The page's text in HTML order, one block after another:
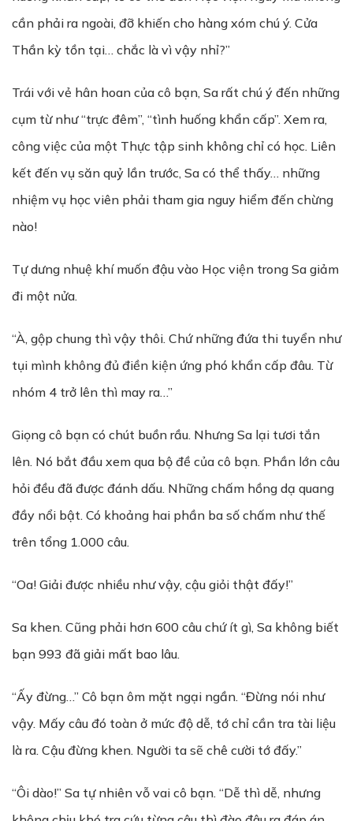
cần phải ra ngoài, đỡ khiến cho hàng xóm chú ý. Cửa
Thần kỳ tồn tại… chắc là vì vậy nhỉ?”
Trái với vẻ hân hoan của cô bạn, Sa rất chú ý đến những
cụm từ như “trực đêm”, “tình huống khẩn cấp”. Xem ra,
công việc của một Thực tập sinh không chỉ có học. Liên
kết đến vụ săn quỷ lần trước, Sa có thể thấy… những
nhiệm vụ học viên phải tham gia nguy hiểm đến chừng
nào!
Tự dưng nhuệ khí muốn đậu vào Học viện trong Sa giảm
đi một nửa.
“À, gộp chung thì vậy thôi. Chứ những đứa thi tuyển như
tụi mình không đủ điền kiện ứng phó khẩn cấp đâu. Từ
nhóm 4 trở lên thì may ra…”
Giọng cô bạn có chút buồn rầu. Nhưng Sa lại tươi tắn
lên. Nó bắt đầu xem qua bộ đề của cô bạn. Phần lớn câu
hỏi đều đã được đánh dấu. Những chấm hồng dạ quang
đầy nổi bật. Có khoảng hai phần ba số chấm như thế
trên tổng 1.000 câu.
“Oa! Giải được nhiều như vậy, cậu giỏi thật đấy!”
Sa khen. Cũng phải hơn 600 câu chứ ít gì, Sa không biết
bạn 993 đã giải mất bao lâu.
“Ấy đừng…” Cô bạn ôm mặt ngại ngần. “Đừng nói như
vậy. Mấy câu đó toàn ở mức độ dễ, tớ chỉ cần tra tài liệu
là ra. Cậu đừng khen. Người ta sẽ chê cười tớ đấy.”
“Ôi dào!” Sa tự nhiên vỗ vai cô bạn. “Dễ thì dễ, nhưng